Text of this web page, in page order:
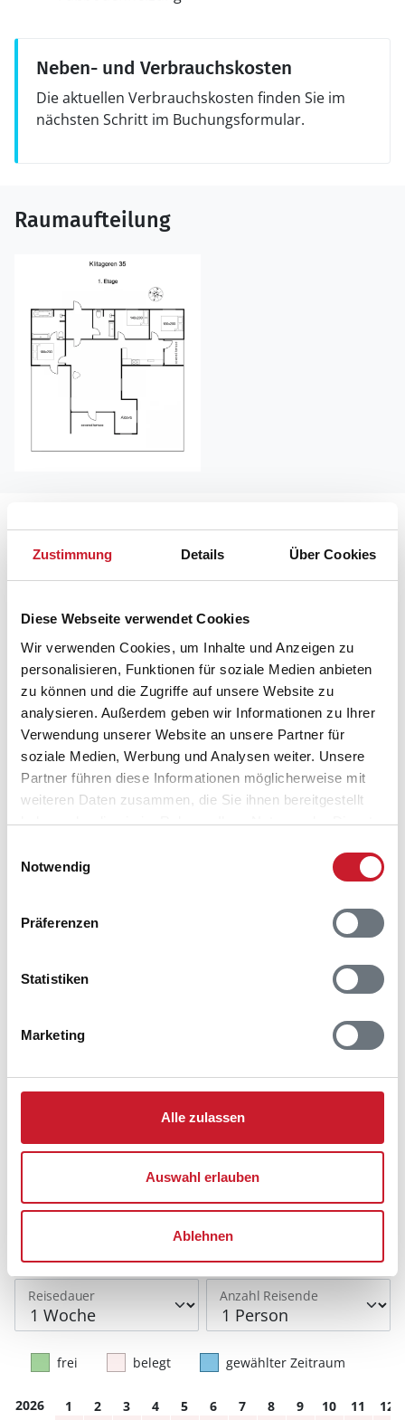
Zustimmung Details Über Cookies
Diese Webseite verwendet Cookies
Wir verwenden Cookies, um Inhalte und Anzeigen zu
personalisieren, Funktionen für soziale Medien anbieten
zu können und die Zugriffe auf unsere Website zu
analysieren. Außerdem geben wir Informationen zu Ihrer
Verwendung unserer Website an unsere Partner für
soziale Medien, Werbung und Analysen weiter. Unsere
Partner führen diese Informationen möglicherweise mit
weiteren Daten zusammen, die Sie ihnen bereitgestellt
haben oder die sie im Rahmen Ihrer Nutzung der Dienste
Notwendig
Präferenzen
Statistiken
Marketing
Alle zulassen
Auswahl erlauben
Ablehnen
Neben- und Verbrauchskosten
Die aktuellen Verbrauchskosten finden Sie im
nächsten Schritt im Buchungsformular.
Raumaufteilung
Lageplan
Klitageren 35, Tornby
9850 Hirtshals
In Ihrem Browser scheint ein
Skriptblocker/AdBlocker aktiviert zu sein!
Das Bereitstellen und Ausführen einiger
Funktionen wird dadurch auf dieser Seite
verhindert. Um die Funktionen nutzen zu können,
deaktivieren Sie bitte den Blocker für diese Seite
Hinweis:
Nachdem Sie Ihre Erlaubnis gegeben
Reisedauer auswählen
Anzahl Reisende auswählen
Anreisetag im Belegungskalender anklicken
Reisedauer Anzahl Reisende
Bitte beachten Sie, dass sich bei Änderungen des
Hausbeschreibung und/oder der Ausstattung ergeben
können.
frei belegt gewählter Zeitraum
2026 1 2 3 4 5 6 7 8 9 10 11
12